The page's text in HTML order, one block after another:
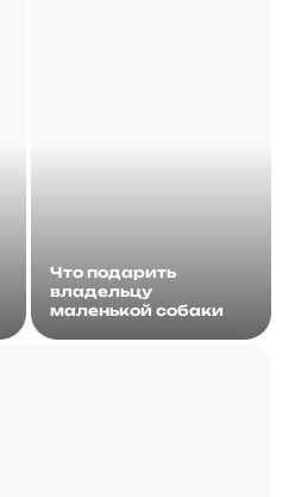
Что подарить
владельцу
маленькой собаки